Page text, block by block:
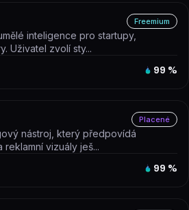
Freemium
inteligence pro startupy,
Uživatel zvolí sty...
99 %
Placené
nástroj, který předpovídá
vizuály ješ...
99 %